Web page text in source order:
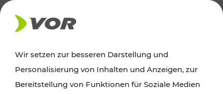
AKTUELLES
Ausflugstipps
Wir setzen zur besseren Darstellung und
Personalisierung von Inhalten und Anzeigen, zur
Bereitstellung von Funktionen für Soziale Medien